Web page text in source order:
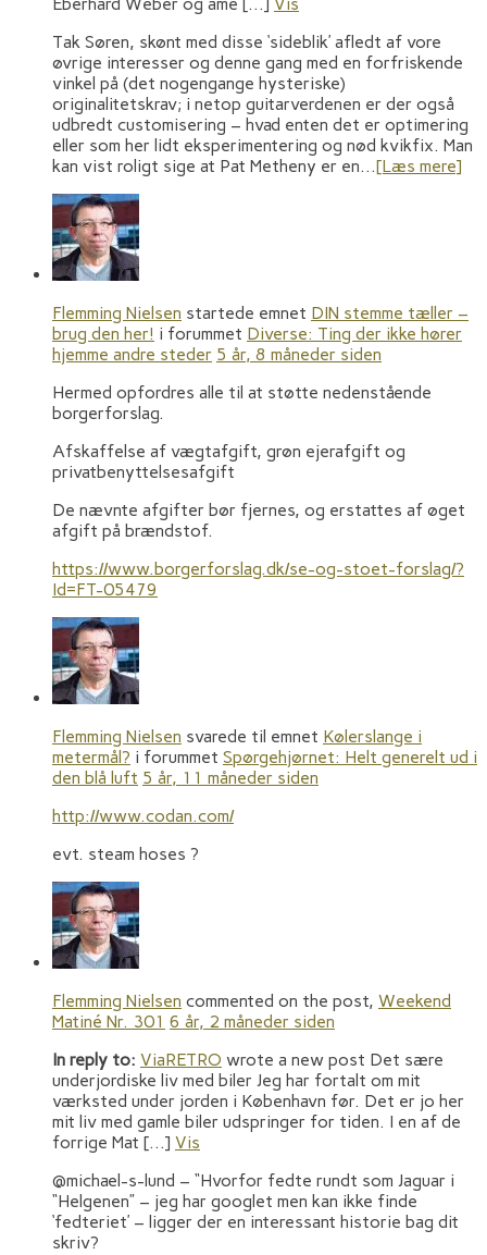
Tak Søren, skønt med disse ‘sideblik’ afledt af vore
øvrige interesser og denne gang med en forfriskende
vinkel på (det nogengange hysteriske)
originalitetskrav; i netop guitarverdenen er der også
udbredt customisering – hvad enten det er optimering
eller som her lidt eksperimentering og nød kvikfix. Man
kan vist roligt sige at Pat Metheny er en…[Læs mere]
Flemming Nielsen startede emnet DIN stemme tæller –
brug den her! i forummet Diverse: Ting der ikke hører
hjemme andre steder 5 år, 8 måneder siden
Hermed opfordres alle til at støtte nedenstående
borgerforslag.
Afskaffelse af vægtafgift, grøn ejerafgift og
privatbenyttelsesafgift
De nævnte afgifter bør fjernes, og erstattes af øget
afgift på brændstof.
https://www.borgerforslag.dk/se-og-stoet-forslag/?
Id=FT-05479
Flemming Nielsen svarede til emnet Kølerslange i
metermål? i forummet Spørgehjørnet: Helt generelt ud i
den blå luft 5 år, 11 måneder siden
http://www.codan.com/
evt. steam hoses ?
Flemming Nielsen commented on the post, Weekend
Matiné Nr. 301 6 år, 2 måneder siden
In reply to: ViaRETRO wrote a new post Det sære
underjordiske liv med biler Jeg har fortalt om mit
værksted under jorden i København før. Det er jo her
mit liv med gamle biler udspringer for tiden. I en af de
forrige Mat […] Vis
@michael-s-lund – “Hvorfor fedte rundt som Jaguar i
“Helgenen” – jeg har googlet men kan ikke finde
‘fedteriet’ – ligger der en interessant historie bag dit
skriv?